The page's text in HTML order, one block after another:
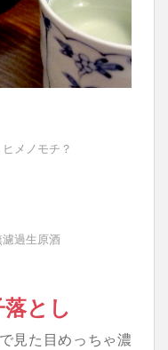
メノモチ？
過生原酒
とし
見た目めっちゃ濃